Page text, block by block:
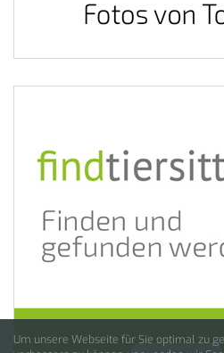
Um unsere Webseite für Sie optimal zu